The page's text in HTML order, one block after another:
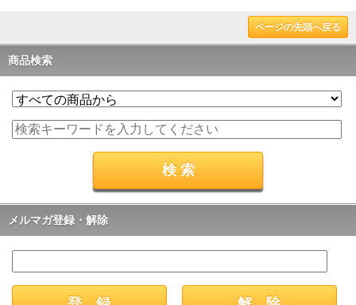
ページの先頭へ戻る
商品検索
メルマガ登録・解除